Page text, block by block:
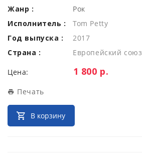
Жанр :
Рок
Исполнитель :
Tom Petty
Год выпуска :
2017
Страна :
Европейский союз
Цена: Цена:
1 800 р.
Печать
В корзину